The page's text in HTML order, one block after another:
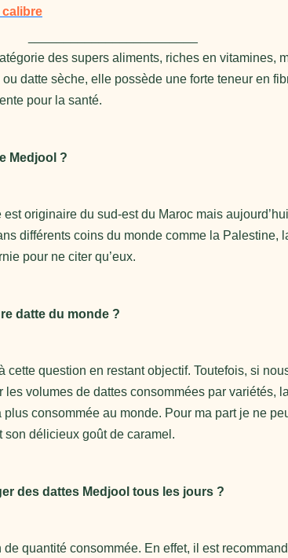
des supers aliments, riches en vitamines,
datte sèche, elle possède une forte teneur en
pour la santé.
Medjool ?
originaire du sud-est du Maroc mais
différents coins du monde comme la Palestine,
pour ne citer qu’eux.
datte du monde ?
cette question en restant objectif. Toutefois, si
les volumes de dattes consommées par variétés,
consommée au monde. Pour ma part je ne
son délicieux goût de caramel.
des dattes Medjool tous les jours ?
de quantité consommée. En effet, il est